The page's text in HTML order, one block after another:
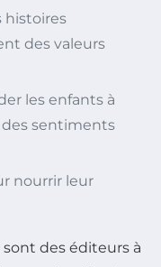
histoires
des valeurs
les enfants à
sentiments
nourrir leur
des éditeurs à